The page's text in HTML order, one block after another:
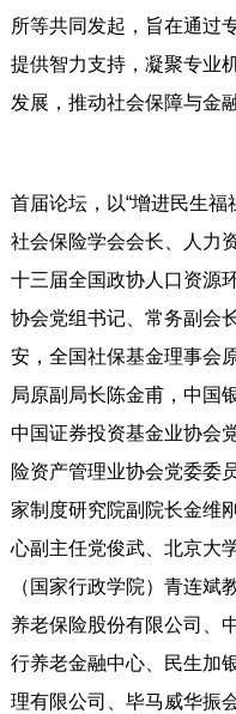
所等共同发起，旨在通过
提供智力支持，凝聚专业
发展，推动社会保障与金
首届论坛，以“增进民生福
社会保险学会会长、人力
十三届全国政协人口资源
协会党组书记、常务副会
安，全国社保基金理事会
局原副局长陈金甫，中国
中国证券投资基金业协会
险资产管理业协会党委委
家制度研究院副院长金维
心副主任党俊武、北京大
（国家行政学院）青连斌
养老保险股份有限公司、
行养老金融中心、民生加
理有限公司、毕马威华振